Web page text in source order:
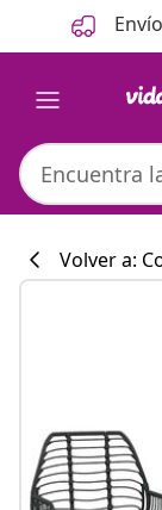
Anterior
Siguiente
Volver a: